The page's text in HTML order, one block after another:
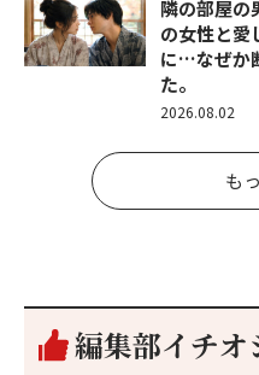
隣の部屋の
の女性と愛
に…なぜか
た。
2026.08.02
も
編集部イチオ